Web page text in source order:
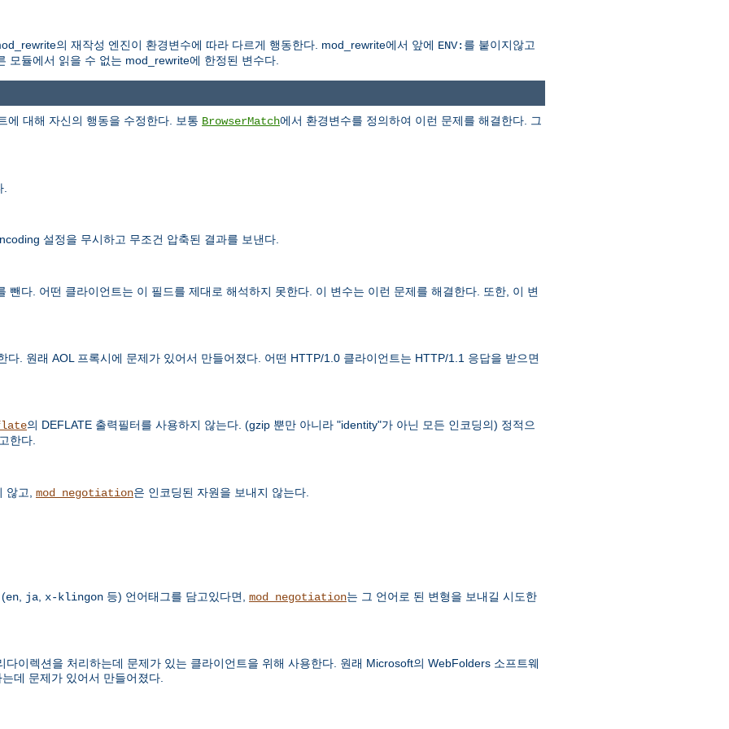
의 재작성 엔진이 환경변수에 따라 다르게 행동한다. mod_rewrite에서 앞에 ENV: 를 붙이지않고
모듈에서 읽을 수 없는 mod_rewrite에 한정된 변수다.
에 대해 자신의 행동을 수정한다. 보통 BrowserMatch에서 환경변수를 정의하여 이런 문제를 해결한다. 그
설정을 무시하고 무조건 압축된 결과를 보낸다.
뺀다. 어떤 클라이언트는 이 필드를 제대로 해석하지 못한다. 이 변수는 이런 문제를 해결한다. 또한, 이 변
. 원래 AOL 프록시에 문제가 있어서 만들어졌다. 어떤 HTTP/1.0 클라이언트는 HTTP/1.1 응답을 받으면
의 DEFLATE 출력필터를 사용하지 않는다. (gzip 뿐만 아니라 "identity"가 아닌 모든 인코딩의) 정적으
한다.
않고, mod_negotiation은 인코딩된 자원을 보내지 않는다.
en ja x-klingon 등) 언어태그를 담고있다면, mod_negotiation는 그 언어로 된 변형을 보내길 시도한
이렉션을 처리하는데 문제가 있는 클라이언트을 위해 사용한다. 원래 Microsoft의 WebFolders 소프트웨
데 문제가 있어서 만들어졌다.